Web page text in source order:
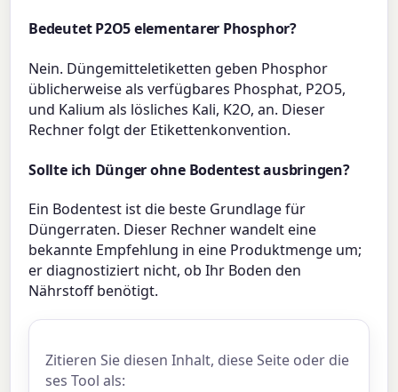
Bedeutet P2O5 elementarer Phosphor?
Nein. Düngemitteletiketten geben Phosphor
üblicherweise als verfügbares Phosphat, P2O5,
und Kalium als lösliches Kali, K2O, an. Dieser
Rechner folgt der Etikettenkonvention.
Sollte ich Dünger ohne Bodentest ausbringen?
Ein Bodentest ist die beste Grundlage für
Düngerraten. Dieser Rechner wandelt eine
bekannte Empfehlung in eine Produktmenge um;
er diagnostiziert nicht, ob Ihr Boden den
Nährstoff benötigt.
Zitieren Sie diesen Inhalt, diese Seite oder die
ses Tool als: